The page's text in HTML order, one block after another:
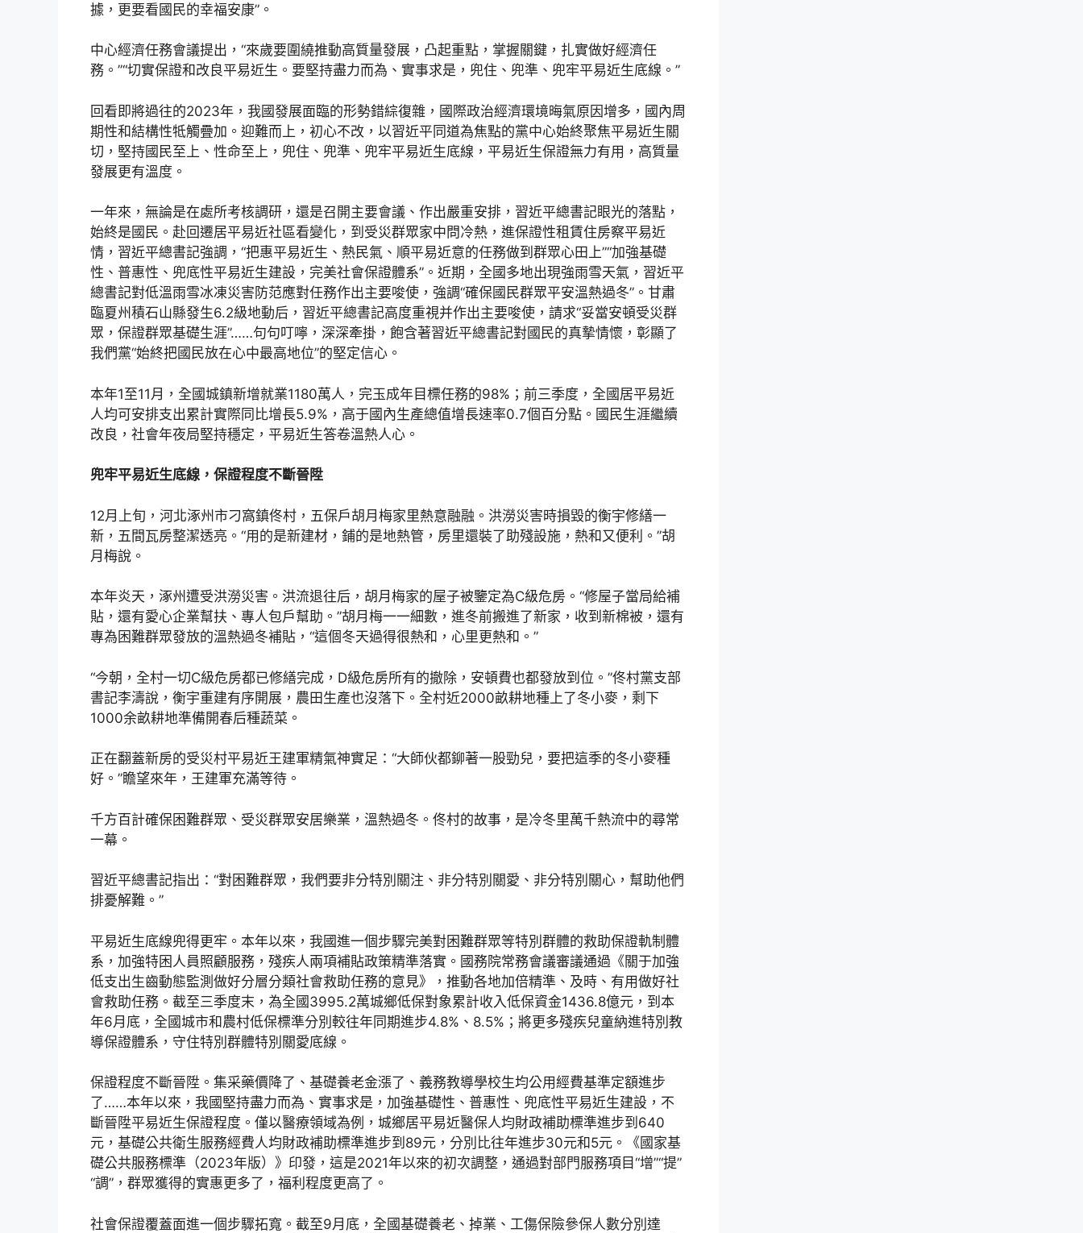
據，更要看國民的幸福安康”。
中心經濟任務會議提出，“來歲要圍繞推動高質量發展，凸起重點，掌握關鍵，扎實做好經濟任
務。”“切實保證和改良平易近生。要堅持盡力而為、實事求是，兜住、兜準、兜牢平易近生底線。”
回看即將過往的2023年，我國發展面臨的形勢錯綜復雜，國際政治經濟環境晦氣原因增多，國內周
期性和結構性牴觸疊加。迎難而上，初心不改，以習近平同道為焦點的黨中心始終聚焦平易近生關
切，堅持國民至上、性命至上，兜住、兜準、兜牢平易近生底線，平易近生保證無力有用，高質量
發展更有溫度。
一年來，無論是在處所考核調研，還是召開主要會議、作出嚴重安排，習近平總書記眼光的落點，
始終是國民。赴回遷居平易近社區看變化，到受災群眾家中問冷熱，進保證性租賃住房察平易近
情，習近平總書記強調，“把惠平易近生、熱民氣、順平易近意的任務做到群眾心田上”“加強基礎
性、普惠性、兜底性平易近生建設，完美社會保證體系”。近期，全國多地出現強雨雪天氣，習近平
總書記對低溫雨雪冰凍災害防范應對任務作出主要唆使，強調“確保國民群眾平安溫熱過冬”。甘肅
臨夏州積石山縣發生6.2級地動后，習近平總書記高度重視并作出主要唆使，請求“妥當安頓受災群
眾，保證群眾基礎生涯”……句句叮嚀，深深牽掛，飽含著習近平總書記對國民的真摯情懷，彰顯了
我們黨“始終把國民放在心中最高地位”的堅定信心。
本年1至11月，全國城鎮新增就業1180萬人，完玉成年目標任務的98%；前三季度，全國居平易近
人均可安排支出累計實際同比增長5.9%，高于國內生產總值增長速率0.7個百分點。國民生涯繼續
改良，社會年夜局堅持穩定，平易近生答卷溫熱人心。
兜牢平易近生底線，保證程度不斷晉陞
12月上旬，河北涿州市刁窩鎮佟村，五保戶胡月梅家里熱意融融。洪澇災害時損毀的衡宇修繕一
新，五間瓦房整潔透亮。“用的是新建材，鋪的是地熱管，房里還裝了助殘設施，熱和又便利。”胡
月梅說。
本年炎天，涿州遭受洪澇災害。洪流退往后，胡月梅家的屋子被鑒定為C級危房。“修屋子當局給補
貼，還有愛心企業幫扶、專人包戶幫助。”胡月梅一一細數，進冬前搬進了新家，收到新棉被，還有
專為困難群眾發放的溫熱過冬補貼，“這個冬天過得很熱和，心里更熱和。”
“今朝，全村一切C級危房都已修繕完成，D級危房所有的撤除，安頓費也都發放到位。”佟村黨支部
書記李濤說，衡宇重建有序開展，農田生產也沒落下。全村近2000畝耕地種上了冬小麥，剩下
1000余畝耕地準備開春后種蔬菜。
正在翻蓋新房的受災村平易近王建軍精氣神實足：“大師伙都鉚著一股勁兒，要把這季的冬小麥種
好。”瞻望來年，王建軍充滿等待。
千方百計確保困難群眾、受災群眾安居樂業，溫熱過冬。佟村的故事，是冷冬里萬千熱流中的尋常
一幕。
習近平總書記指出：“對困難群眾，我們要非分特別關注、非分特別關愛、非分特別關心，幫助他們
排憂解難。”
平易近生底線兜得更牢。本年以來，我國進一個步驟完美對困難群眾等特別群體的救助保證軌制體
系，加強特困人員照顧服務，殘疾人兩項補貼政策精準落實。國務院常務會議審議通過《關于加強
低支出生齒動態監測做好分層分類社會救助任務的意見》，推動各地加倍精準、及時、有用做好社
會救助任務。截至三季度末，為全國3995.2萬城鄉低保對象累計收入低保資金1436.8億元，到本
年6月底，全國城市和農村低保標準分別較往年同期進步4.8%、8.5%；將更多殘疾兒童納進特別教
導保證體系，守住特別群體特別關愛底線。
保證程度不斷晉陞。集采藥價降了、基礎養老金漲了、義務教導學校生均公用經費基準定額進步
了……本年以來，我國堅持盡力而為、實事求是，加強基礎性、普惠性、兜底性平易近生建設，不
斷晉陞平易近生保證程度。僅以醫療領域為例，城鄉居平易近醫保人均財政補助標準進步到640
元，基礎公共衛生服務經費人均財政補助標準進步到89元，分別比往年進步30元和5元。《國家基
礎公共服務標準（2023年版）》印發，這是2021年以來的初次調整，通過對部門服務項目“增”“提”
“調”，群眾獲得的實惠更多了，福利程度更高了。
社會保證覆蓋面進一個步驟拓寬。截至9月底，全國基礎養老、掉業、工傷保險參保人數分別達